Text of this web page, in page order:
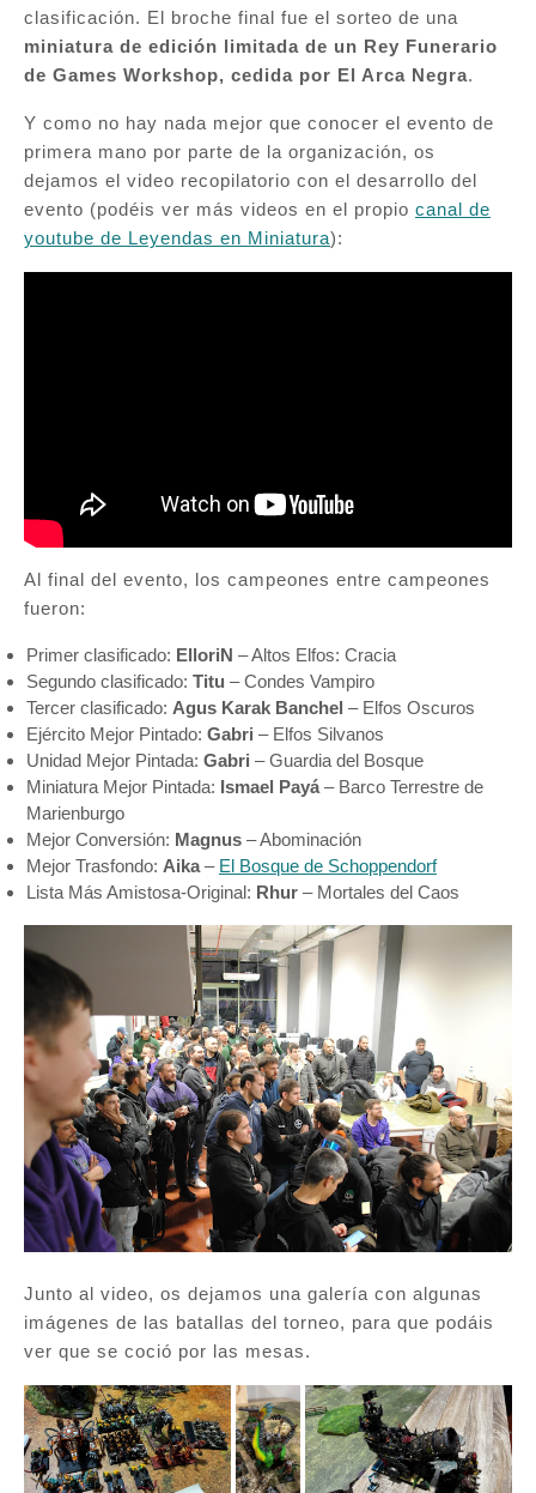
clasificación. El broche final fue el sorteo de una
miniatura de edición limitada de un Rey Funerario
de Games Workshop, cedida por El Arca Negra.
Y como no hay nada mejor que conocer el evento de
primera mano por parte de la organización, os
dejamos el video recopilatorio con el desarrollo del
evento (podéis ver más videos en el propio canal de
youtube de Leyendas en Miniatura):
Al final del evento, los campeones entre campeones
fueron:
Primer clasificado: ElloriN – Altos Elfos: Cracia
Segundo clasificado: Titu – Condes Vampiro
Tercer clasificado: Agus Karak Banchel – Elfos Oscuros
Ejército Mejor Pintado: Gabri – Elfos Silvanos
Unidad Mejor Pintada: Gabri – Guardia del Bosque
Miniatura Mejor Pintada: Ismael Payá – Barco Terrestre de
Marienburgo
Mejor Conversión: Magnus – Abominación
Mejor Trasfondo: Aika– El Bosque de Schoppendorf
Lista Más Amistosa-Original: Rhur – Mortales del Caos
Junto al video, os dejamos una galería con algunas
imágenes de las batallas del torneo, para que podáis
ver que se coció por las mesas.